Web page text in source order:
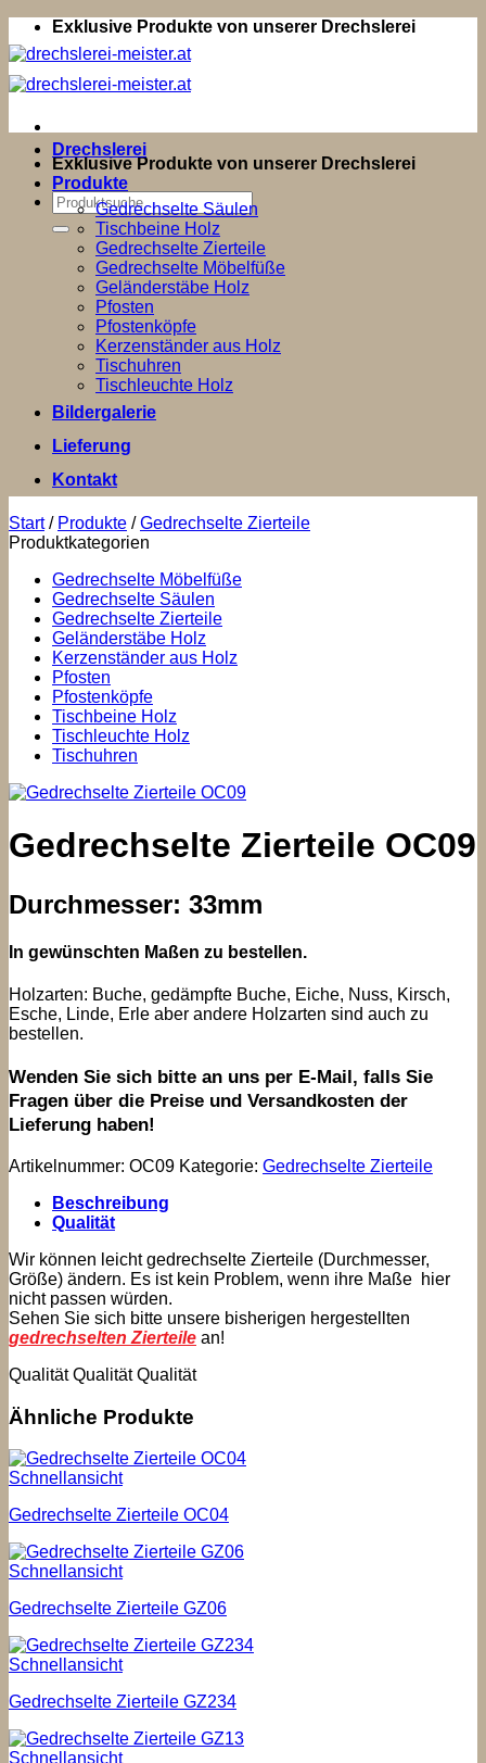
Zum
Inhalt
springen
Exklusive Produkte von unserer Drechslerei
Exklusive Produkte von unserer Drechslerei
Suchen
nach:
Drechslerei
Produkte
Gedrechselte Säulen
Tischbeine Holz
Gedrechselte Zierteile
Gedrechselte Möbelfüße
Geländerstäbe Holz
Pfosten
Pfostenköpfe
Kerzenständer aus Holz
Tischuhren
Tischleuchte Holz
Bildergalerie
Lieferung
Kontakt
Start / Produkte / Gedrechselte Zierteile
Produktkategorien
Gedrechselte Möbelfüße
Gedrechselte Säulen
Gedrechselte Zierteile
Geländerstäbe Holz
Kerzenständer aus Holz
Pfosten
Pfostenköpfe
Tischbeine Holz
Tischleuchte Holz
Tischuhren
Gedrechselte Zierteile OC09
Durchmesser: 33mm
In gewünschten Maßen zu bestellen.
Holzarten: Buche, gedämpfte Buche, Eiche, Nuss, Kirsch,
Esche, Linde, Erle aber andere Holzarten sind auch zu
bestellen.
Wenden Sie sich bitte an uns per E-Mail, falls Sie
Fragen über die Preise und Versandkosten der
Lieferung haben!
Artikelnummer: OC09 Kategorie: Gedrechselte Zierteile
Beschreibung
Qualität
Wir können leicht gedrechselte Zierteile (Durchmesser,
Größe) ändern. Es ist kein Problem, wenn ihre Maße hier
nicht passen würden.
Sehen Sie sich bitte unsere bisherigen hergestellten
gedrechselten Zierteile an!
Qualität Qualität Qualität
Ähnliche Produkte
Schnellansicht
Gedrechselte Zierteile OC04
Schnellansicht
Gedrechselte Zierteile GZ06
Schnellansicht
Gedrechselte Zierteile GZ234
Schnellansicht